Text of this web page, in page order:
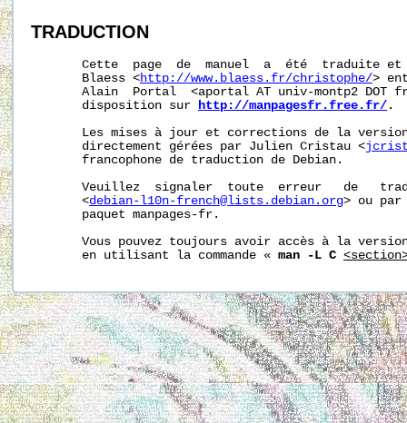
TRADUCTION
Cette  page  de  manuel  a  été  traduite
       Blaess <
http://www.blaess.fr/christophe/>
Alain  Portal  <aportal AT univ-montp2 DOT
       disposition sur
http://manpagesfr.free.fr/ .
Les mises à jour et corrections de la
       directement gérées par Julien Cristau <
       francophone de traduction de Debian.
Veuillez  signaler  toute  erreur   de
       <
debian-l10n-french@lists.debian.org> ou par
       paquet manpages-fr.
Vous pouvez toujours avoir accès à la
       en utilisant la commande «
man -L C